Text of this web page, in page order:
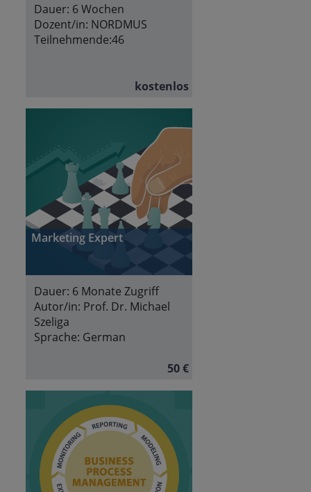
Dauer: 6 Wochen
Dozent/in: NORDMUS
Teilnehmende:46
kostenlos
Marketing Expert
Dauer: 6 Monate Zugriff
Autor/in: Prof. Dr. Michael
Szeliga
Sprache: German
50 €